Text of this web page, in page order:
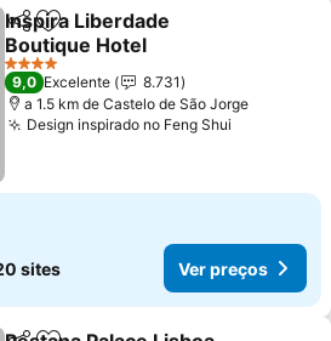
PartilharAdicionar aos favoritos
Inspira Liberdade
Boutique Hotel
4 Estrelas
9,0 Excelente
8.731
a 1.5 km de Castelo de São Jorge
Design inspirado no Feng Shui
sites Ver preços